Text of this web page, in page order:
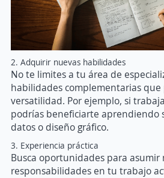
2. Adquirir nuevas habilidades
No te limites a tu área de
habilidades complementarias
versatilidad. Por ejemplo, si
podrías beneficiarte aprendiendo
datos o diseño gráfico.
3. Experiencia práctica
Busca oportunidades para asumir
responsabilidades en tu trabajo